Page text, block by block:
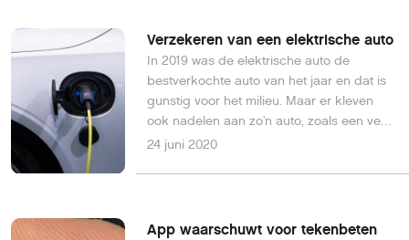
Verzekeren van een elektrische auto
In 2019 was de elektrische auto de
bestverkochte auto van het jaar en dat is
gunstig voor het milieu. Maar er kleven
ook nadelen aan zo'n auto, zoals een veel
duurdere premie van de autoverzekering.
24 juni 2020
App waarschuwt voor tekenbeten